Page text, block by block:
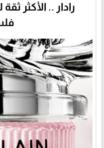
رادار .. الأكثر